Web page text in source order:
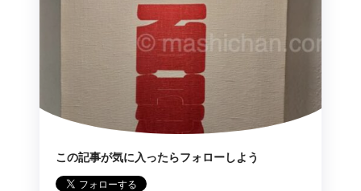
この記事が気に入ったらフォローしよう